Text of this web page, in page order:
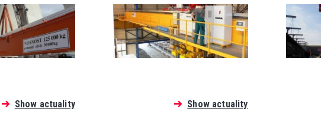
Show actuality Show actuality